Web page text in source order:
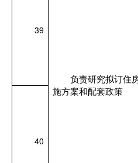
39
负责研究拟订住
施方案和配套政策
40